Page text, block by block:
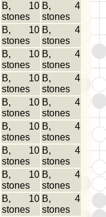
B, 10
stones
B, 4
stones
B, 10
stones
B, 4
stones
B, 10
stones
B, 4
stones
B, 10
stones
B, 4
stones
B, 10
stones
B, 4
stones
B, 10
stones
B, 4
stones
B, 10
stones
B, 4
stones
B, 10
stones
B, 4
stones
B, 10
stones
B, 4
stones